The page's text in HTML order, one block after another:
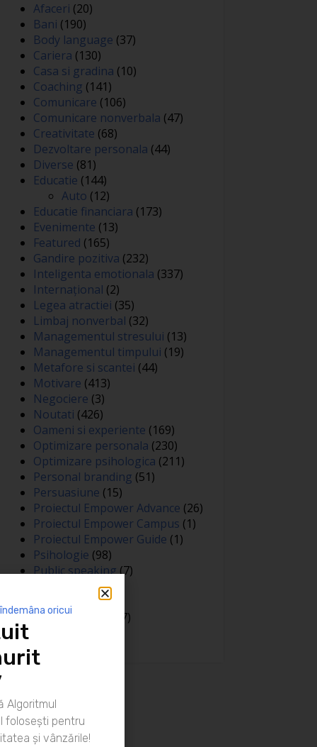
Afaceri (20)
Bani (190)
Body language (37)
Cariera (130)
Casa si gradina (10)
Coaching (141)
Comunicare (106)
Comunicare nonverbala (47)
Creativitate (68)
Dezvoltare personala (44)
Diverse (81)
Educatie (144)
Auto (12)
Educatie financiara (173)
Evenimente (13)
Featured (165)
Gandire pozitiva (232)
Inteligenta emotionala (337)
Internațional (2)
Legea atractiei (35)
Limbaj nonverbal (32)
Managementul stresului (13)
Managementul timpului (19)
Metafore si scantei (44)
Motivare (413)
Negociere (3)
Noutati (426)
Oameni si experiente (169)
Optimizare personala (230)
Optimizare psihologica (211)
Personal branding (51)
Persuasiune (15)
Proiectul Empower Advance (26)
Proiectul Empower Campus (1)
Proiectul Empower Guide (1)
Psihologie (98)
Public speaking(7)
(81)
Spiritualitate
(127)
oricui
Algoritmul
folosești pentru
și vânzările!